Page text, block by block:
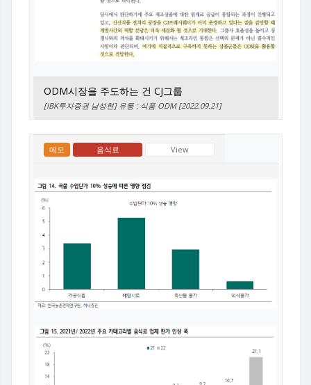
ODM시장을 주도하는 건 CJ그룹
[IBK투자증권 남성현] 유통 : 식품 ODM [2022.09.21]
메모 음식료 View